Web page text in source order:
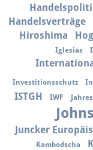
Handelsverträge
Hiroshima
Iglesias
Investitionsschutz
ISTGH
IWF
Juncker
Kambodscha